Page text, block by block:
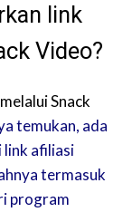
link
Video?
Snack
temukan, ada
link afiliasi
termasuk
program